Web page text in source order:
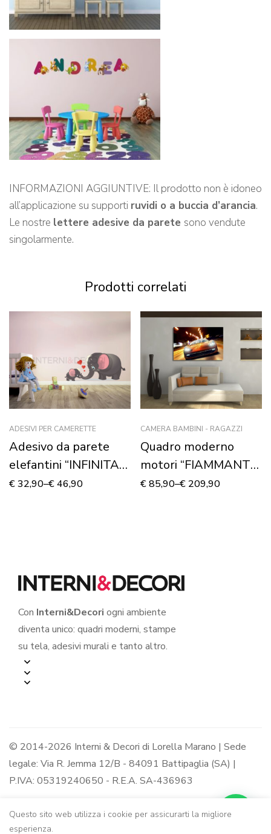
INFORMAZIONI AGGIUNTIVE: Il prodotto non è idoneo
all’applicazione su supporti ruvidi o a buccia d’arancia.
Le nostre lettere adesive da parete sono vendute
singolarmente.
Prodotti correlati
ADESIVI PER CAMERETTE
Adesivo da parete
elefantini “INFINITA
DOLCEZZA” –
€32,90–€46,90
CAMERA BAMBINI - RAGAZZI
Quadro moderno
motori “FIAMMANTE
AUTO IN CORSA”
€85,90–€ 209,90
Con Interni&Decori ogni ambiente
diventa unico: quadri moderni, stampe
su tela, adesivi murali e tanto altro.
© 2014-2026 Interni & Decori di Lorella Marano | Sede
legale: Via R. Jemma 12/B - 84091 Battipaglia (SA) |
P.IVA: 05319240650 - R.E.A. SA-436963
Questo sito web utilizza i cookie per assicurarti la migliore
esperienza.